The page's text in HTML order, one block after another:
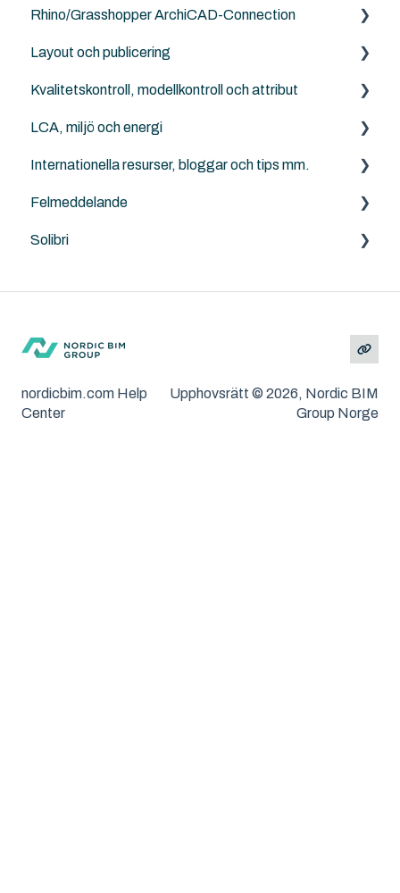
Archicad File Types (.pln, .pla, .tpl and .mod etc.)
Rhino/Grasshopper ArchiCAD-Connection
Rhino - Grasshopper
Layout och publicering
Archicad
Kvalitetskontroll, modellkontroll och attribut
Solibri
Archicad
LCA, miljö och energi
Anavitor LCA
Internationella resurser, bloggar och tips mm.
Graphisoft
Felmeddelande
Archicad
Solibri
Felsökning
nordicbim.com Help
Center
Upphovsrätt © 2026, Nordic BIM
Group Norge